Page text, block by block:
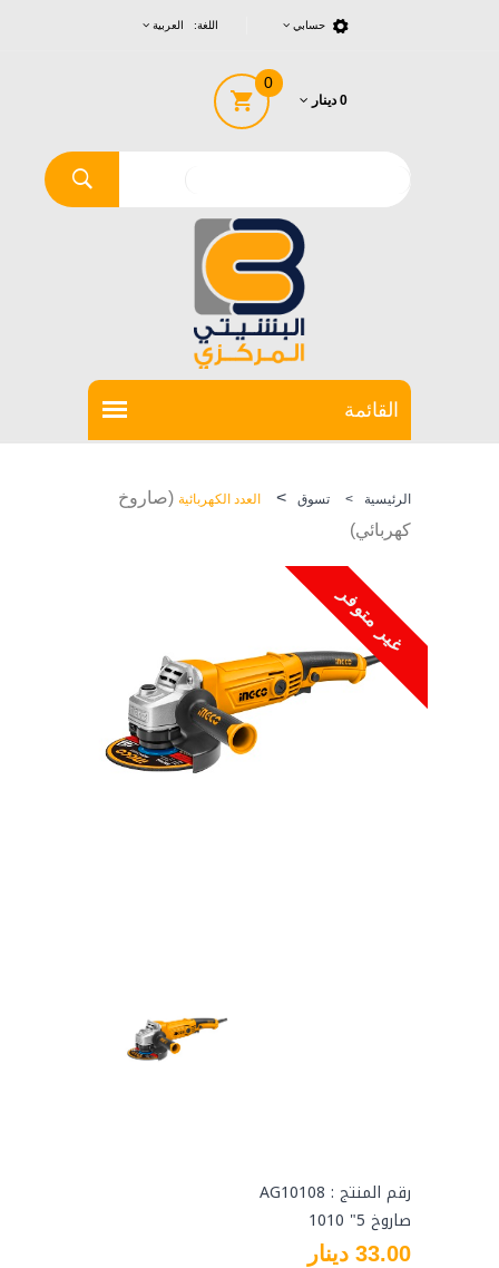
اللغة: العربية حسابي
0
0 دينار
الرئيسية > تسوق > العدد الكهربائية (صاروخ
كهربائي)
غير متوفر
رقم المنتج : AG10108
صاروخ 5" 1010
33.00 دينار